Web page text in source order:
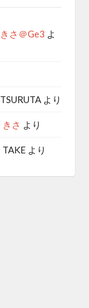
きさ＠Ge3 よ
TSURUTAより
きさ より
TAKEより